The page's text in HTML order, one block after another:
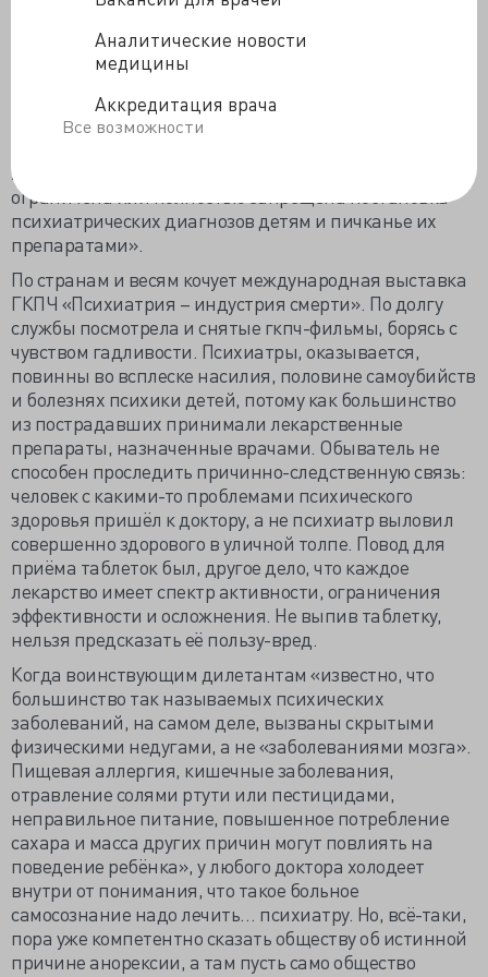
Аналитические новости
медицины
Аккредитация врача
Все возможности
работников сферы охраны психического здоровья. Это
подтолкнуло законодателей и страховые компании к
тому, чтобы прекращать финансирование преступных
психиатрических практик и проводить законы о
защите граждан от психиатрии». Конечно, это
явью «благодаря нашей работе, в ряде стран была
ограничена или полностью запрещена постановка
психиатрических диагнозов детям и пичканье их
препаратами».
По странам и весям кочует международная выставка
ГКПЧ «Психиатрия – индустрия смерти». По долгу
службы посмотрела и снятые гкпч-фильмы, борясь с
чувством гадливости. Психиатры, оказывается,
повинны во всплеске насилия, половине самоубийств
и болезнях психики детей, потому как большинство
из пострадавших принимали лекарственные
препараты, назначенные врачами. Обыватель не
способен проследить причинно-следственную связь:
человек с какими-то проблемами психического
здоровья пришёл к доктору, а не психиатр выловил
совершенно здорового в уличной толпе. Повод для
приёма таблеток был, другое дело, что каждое
лекарство имеет спектр активности, ограничения
эффективности и осложнения. Не выпив таблетку,
нельзя предсказать её пользу-вред.
Когда воинствующим дилетантам «известно, что
большинство так называемых психических
заболеваний, на самом деле, вызваны скрытыми
физическими недугами, а не «заболеваниями мозга».
Пищевая аллергия, кишечные заболевания,
отравление солями ртути или пестицидами,
неправильное питание, повышенное потребление
сахара и масса других причин могут повлиять на
поведение ребёнка», у любого доктора холодеет
внутри от понимания, что такое больное
самосознание надо лечить… психиатру. Но, всё-таки,
пора уже компетентно сказать обществу об истинной
причине анорексии, а там пусть само общество